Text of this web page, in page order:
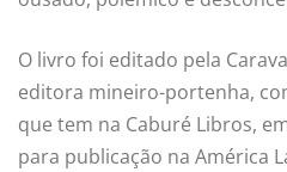
O livro foi editado pela
editora mineiro-portenha,
que tem na Caburé Libros,
para publicação na América